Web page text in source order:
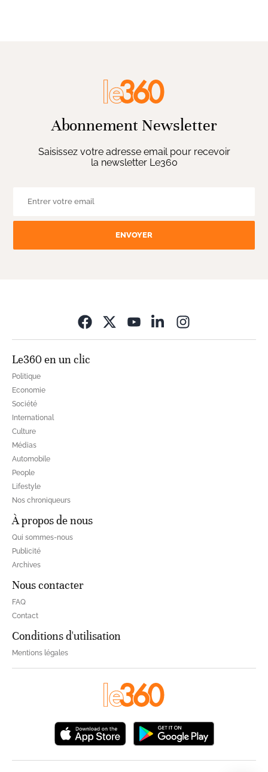
Abonnement Newsletter
Saisissez votre adresse email pour recevoir
la newsletter Le360
ENVOYER
Le360 en un clic
Politique
Economie
Société
International
Culture
Médias
Automobile
People
Lifestyle
Nos chroniqueurs
À propos de nous
Qui sommes-nous
Publicité
Archives
Nous contacter
FAQ
Contact
Conditions d'utilisation
Mentions légales